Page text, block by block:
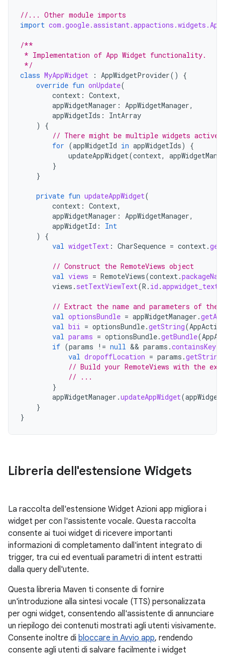
//... Other module imports
import
/**
* Implementation of App Widget functionality.
*/
class MyAppWidget : AppWidgetProvider()
{
override fun onUpdate(
context : Context,
appWidgetManager : AppWidgetManager,
appWidgetIds :
IntArray
)
{
// There might be multiple widgets
for (appWidgetId in appWidgetIds)
{
updateAppWidget(context,
}
}
private fun updateAppWidget(
context : Context,
appWidgetManager : AppWidgetManager,
appWidgetId :
Int
)
{
val widgetText : CharSequence = context.
// Construct the RemoteViews object
val views = RemoteViews(context.
views . setTextViewText(R . id .appwidget_text
// Extract the name and parameters of
val optionsBundle = appWidgetManager .
val bii = optionsBundle.getString(
val params = optionsBundle.getBundle(
if (params != null && params .containsKey
val dropoffLocation = params .getString
// Build your RemoteViews with the
// ...
}
appWidgetManager .updateAppWidget(
}
}
Libreria dell'estensione Widgets
La raccolta dell'estensione Widget Azioni app migliora i
widget per con l'assistente vocale. Questa raccolta
consente ai tuoi widget di ricevere importanti
informazioni di completamento dall'intent integrato di
trigger, tra cui ed eventuali parametri di intent estratti
dalla query dell'utente.
Questa libreria Maven ti consente di fornire
un'introduzione alla sintesi vocale (TTS) personalizzata
per ogni widget, consentendo all'assistente di annunciare
un riepilogo dei contenuti mostrati agli utenti visivamente.
Consente inoltre di bloccare in Avvio app, rendendo
consente agli utenti di salvare facilmente i widget